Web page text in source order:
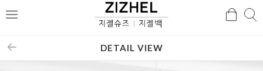
메
검
DETAIL VIEW